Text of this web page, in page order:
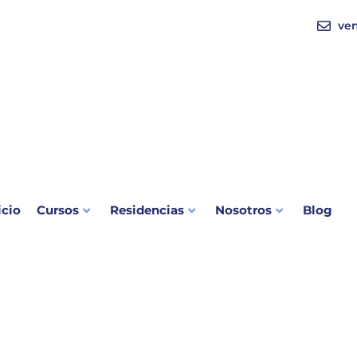
Cursos Residencias Nosotros Blog